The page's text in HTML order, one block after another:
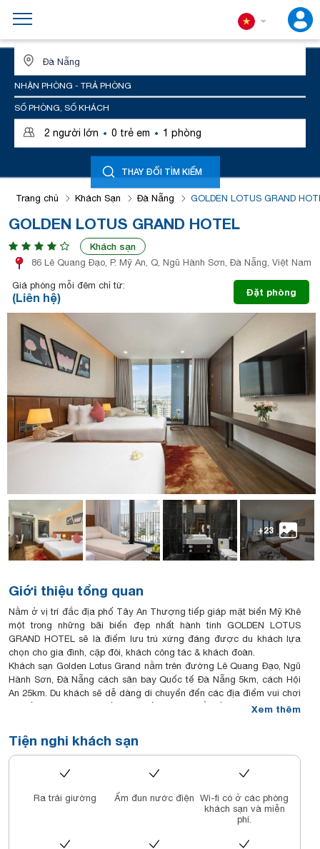
NHẬN PHÒNG - TRẢ PHÒNG
SỐ PHÒNG, SỐ KHÁCH
2 người lớn · 0 trẻ em · 1 phòng
THAY ĐỔI TÌM KIẾM
Trang chủ Khách Sạn Đà Nẵng GOLDEN LOTUS GRAND
GOLDEN LOTUS GRAND HOTEL
Khách sạn
86 Lê Quang Đạo, P. Mỹ An, Q, Ngũ Hành Sơn, Đà Nẵng, Việt Nam
Giá phòng mỗi đêm chỉ từ:
(Liên hệ) Đặt phòng
+23
Giới thiệu tổng quan
Nằm ở vị trí đắc địa phố Tây An Thượng tiếp giáp mặt biển Mỹ Khê
một trong những bãi biển đẹp nhất hành tinh GOLDEN LOTUS
GRAND HOTEL sẽ là điểm lưu trú xứng đáng được du khách lựa
chọn cho gia đình, cặp đôi, khách công tác & khách đoàn.
Khách sạn Golden Lotus Grand nằm trên đường Lê Quang Đạo, Ngũ
Hành Sơn, Đà Nẵng cách sân bay Quốc tế Đà Nẵng 5km, cách Hội
An 25km. Du khách sẽ dễ dàng di chuyển đến các địa điểm vui chơi
ăn uống trong thành phố & địa điểm du lịch nổi tiếng lân cận.
HOTEL DANANG được xây dựng & đi vào đón khách từ tháng
10/2022 là khách sạn tiêu chuẩn 4 sao. Tất cả 108 phòng đều có
cửa sổ & ban công tầm nhìn ra biển & trung tâm thành phố. Được
trang bị đầy đủ các trang thiết bị hiện đại & tiện ích như ghế sofa,
Điểm nhấn để GOLDEN LOTUS GRAND chiều lòng đến vị khách khó
tính nhất, đó chính là phong cách thiết kế hiện đại hướng đến không
bởi màu xanh của cây của hoa. Khách sạn Golden Lotus Grand
Xem thêm
Tiện nghi khách sạn
Ra trải giường Ấm đun nước điện
Wi-fi có ở các phòng
khách sạn và miễn
phí.